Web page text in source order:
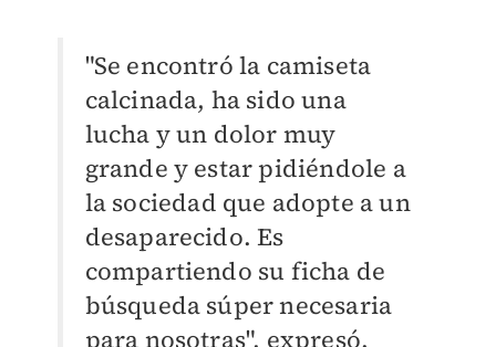
"Se encontró la camiseta
calcinada, ha sido una
lucha y un dolor muy
grande y estar pidiéndole a
la sociedad que adopte a un
desaparecido. Es
compartiendo su ficha de
búsqueda súper necesaria
para nosotras", expresó.